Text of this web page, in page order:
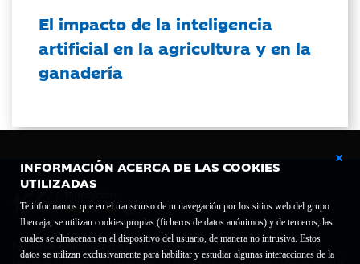
INFORMACIÓN ACERCA DE LAS COOKIES
UTILIZADAS
Te informamos que en el transcurso de tu navegación por los sitios web del grupo
Ibercaja, se utilizan cookies propias (ficheros de datos anónimos) y de terceros, las
cuales se almacenan en el dispositivo del usuario, de manera no intrusiva. Estos
datos se utilizan exclusivamente para habilitar y estudiar algunas interacciones de la
El impacto de la inteligencia
artificial en la agricultura y en la
ganadería
Fundación Bancaria Ibercaja C.I.F. G-50000652.
Inscrita en el Registro de Fundaciones del Mº de Educación, Cultura y Deporte con el nº